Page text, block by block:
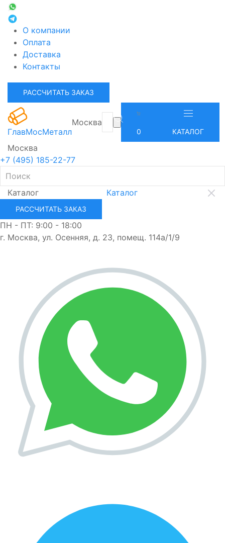
О компании
Оплата
Доставка
Контакты
РАССЧИТАТЬ ЗАКАЗ
ГлавМосМеталл
Москва
0 КАТАЛОГ
Москва
+7 (495) 185-22-77
Каталог Каталог
РАССЧИТАТЬ ЗАКАЗ
ПН - ПТ: 9:00 - 18:00
г. Москва, ул. Осенняя, д. 23, помещ. 114а/1/9